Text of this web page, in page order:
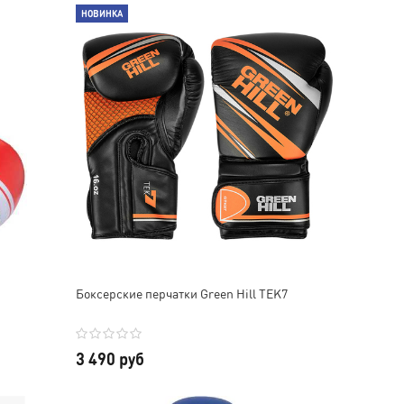
НОВИНКА
Боксерские перчатки Green Hill TEK7
3 490 руб
Заказываю не первый
раз.Качество товаров-
доги рост 175Лёгкое,
побывало в бою)Доставка
курьером, всё аккуратно.
Заказываем не первый раз
именные пояса,